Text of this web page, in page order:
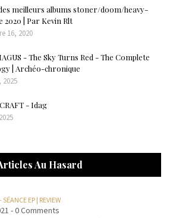
meilleurs albums stoner/doom/heavy-
2020 | Par Kevin Rlt
16, 2020
- The Sky Turns Red - The Complete
| Archéo-chronique
2025
- Idag
Au Hasard
EP | REVIEW
- 0 Comments